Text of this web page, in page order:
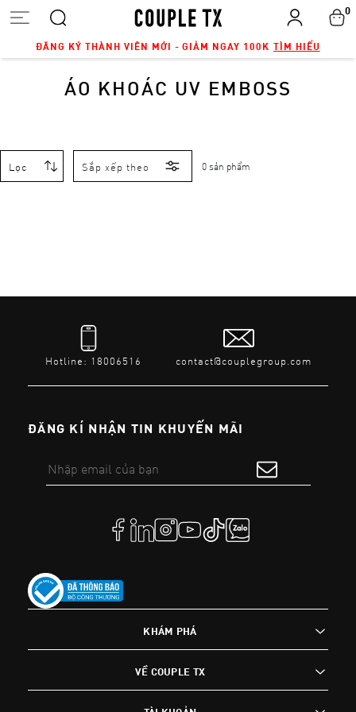
ĐĂNG KÝ THÀNH VIÊN MỚI - GIẢM NGAY 100K TÌM HIỂU
0
ÁO KHOÁC UV EMBOSS
Lọc Sắp xếp theo 0 sản phẩm
Hotline: 18006516 contact@couplegroup.com
ĐĂNG KÍ NHẬN TIN KHUYẾN MÃI
KHÁM PHÁ
VỀ COUPLE TX